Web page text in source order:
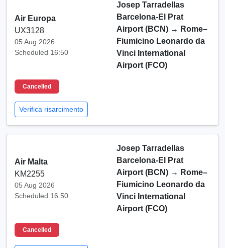
Air Europa
UX3128
05 Aug 2026
Scheduled 16:50
Josep Tarradellas
Barcelona-El Prat
Airport (BCN) → Rome–
Fiumicino Leonardo da
Vinci International
Airport (FCO)
Cancelled
Verifica risarcimento
Air Malta
KM2255
05 Aug 2026
Scheduled 16:50
Josep Tarradellas
Barcelona-El Prat
Airport (BCN) → Rome–
Fiumicino Leonardo da
Vinci International
Airport (FCO)
Cancelled